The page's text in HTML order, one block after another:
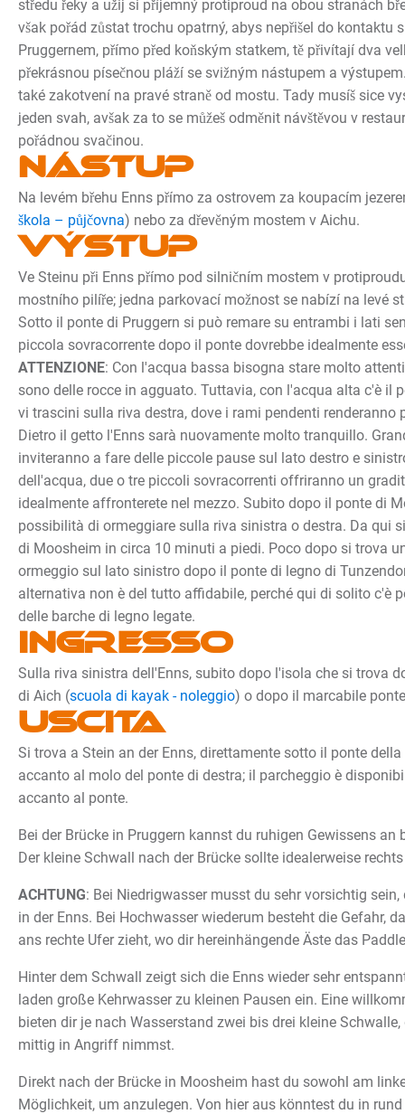
středu řeky a užij si příjemný protiproud na obou stranách
však pořád zůstat trochu opatrný, abys nepřišel do kontaktu
Pruggernem, přímo před koňským statkem, tě přivítají dva
překrásnou písečnou pláží se svižným nástupem a
také zakotvení na pravé straně od mostu. Tady musíš sice
jeden svah, avšak za to se můžeš odměnit návštěvou v
pořádnou svačinou.
Nástup
Na levém břehu Enns přímo za ostrovem za koupacím
škola – půjčovna) nebo za dřevěným mostem v Aichu.
Výstup
Ve Steinu při Enns přímo pod silničním mostem v
mostního pilíře; jedna parkovací možnost se nabízí na levé
Sotto il ponte di Pruggern si può remare su entrambi i lati
piccola sovracorrente dopo il ponte dovrebbe idealmente
ATTENZIONE: Con l'acqua bassa bisogna stare molto
sono delle rocce in agguato. Tuttavia, con l'acqua alta c'è il
vi trascini sulla riva destra, dove i rami pendenti renderanno
Dietro il getto l'Enns sarà nuovamente molto tranquillo.
inviteranno a fare delle piccole pause sul lato destro e
dell'acqua, due o tre piccoli sovracorrenti offriranno un
idealmente affronterete nel mezzo. Subito dopo il ponte di
possibilità di ormeggiare sulla riva sinistra o destra. Da qui
di Moosheim in circa 10 minuti a piedi. Poco dopo si trova
ormeggio sul lato sinistro dopo il ponte di legno di
alternativa non è del tutto affidabile, perché qui di solito c'è
delle barche di legno legate.
Ingresso
Sulla riva sinistra dell'Enns, subito dopo l'isola che si trova
di Aich (scuola di kayak - noleggio) o dopo il marcabile
Uscita
Si trova a Stein an der Enns, direttamente sotto il ponte
accanto al molo del ponte di destra; il parcheggio è
accanto al ponte.
Bei der Brücke in Pruggern kannst du ruhigen Gewissens an
Der kleine Schwall nach der Brücke sollte idealerweise
ACHTUNG: Bei Niedrigwasser musst du sehr vorsichtig sein,
in der Enns. Bei Hochwasser wiederum besteht die Gefahr,
ans rechte Ufer zieht, wo dir hereinhängende Äste das
Hinter dem Schwall zeigt sich die Enns wieder sehr
laden große Kehrwasser zu kleinen Pausen ein. Eine
bieten dir je nach Wasserstand zwei bis drei kleine
mittig in Angriff nimmst.
Direkt nach der Brücke in Moosheim hast du sowohl am
Möglichkeit, um anzulegen. Von hier aus könntest du in